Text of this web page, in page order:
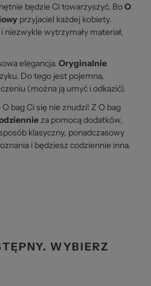
będzie Ci towarzyszyć. BoO
przyjaciel każdej kobiety.
niezwykle wytrzymały materiał,
elegancja. Oryginalnie
Do tego jest pojemna,
(można ją umyć i odkazić).
bag Ci się nie znudzi! Z O bag
za pomocą dodatków,
klasyczny, ponadczasowy
i będziesz codziennie inna.
WYBIERZ